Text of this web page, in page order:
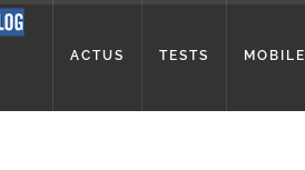
ACTUS TESTS MOBILE